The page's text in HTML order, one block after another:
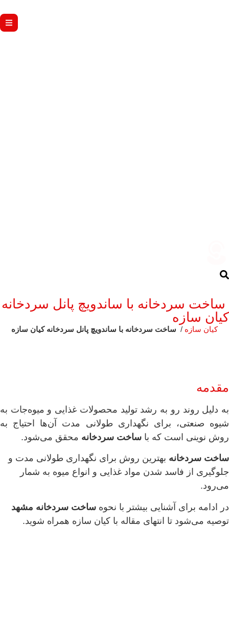
ساخت سردخانه با ساندویچ پانل سردخانه
کیان سازه
کیان سازه / ساخت سردخانه با ساندویچ پانل سردخانه کیان سازه
مقدمه
به دلیل روند رو به رشد تولید محصولات غذایی و میوه‌جات به
شیوه صنعتی، برای نگهداری طولانی مدت آن‌ها احتیاج به
روش نوینی است که با ساخت سردخانه محقق می‌شود.
ساخت سردخانه بهترین روش برای نگهداری طولانی مدت و
جلوگیری از فاسد شدن مواد غذایی و انواع میوه به شمار
می‌رود.
در ادامه برای آشنایی بیشتر با نحوه ساخت سردخانه مشهد
توصیه می‌شود تا انتهای مقاله با کیان سازه همراه شوید.